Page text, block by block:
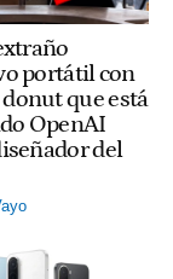
portátil con
que está
OpenAI
del